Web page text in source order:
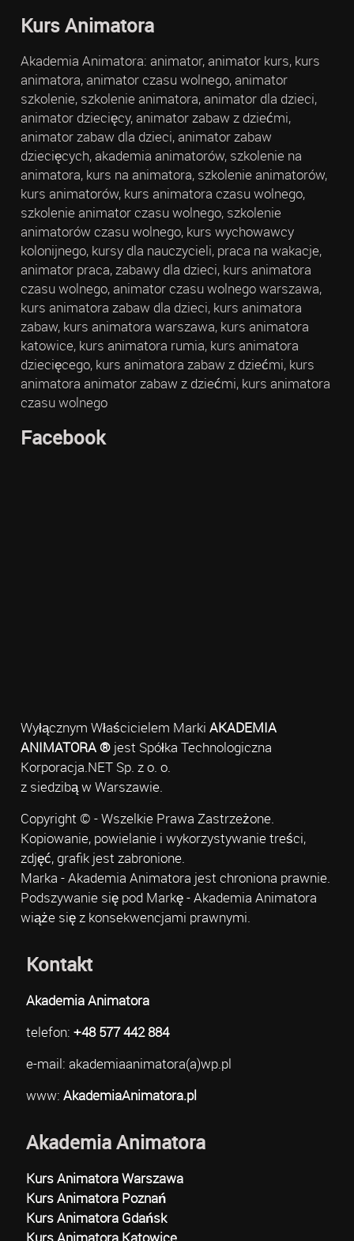
Kurs Animatora
Akademia Animatora: animator, animator kurs, kurs
animatora, animator czasu wolnego, animator
szkolenie, szkolenie animatora, animator dla dzieci,
animator dziecięcy, animator zabaw z dziećmi,
animator zabaw dla dzieci, animator zabaw
dziecięcych, akademia animatorów, szkolenie na
animatora, kurs na animatora, szkolenie animatorów,
kurs animatorów, kurs animatora czasu wolnego,
szkolenie animator czasu wolnego, szkolenie
animatorów czasu wolnego, kurs wychowawcy
kolonijnego, kursy dla nauczycieli, praca na wakacje,
animator praca, zabawy dla dzieci, kurs animatora
czasu wolnego, animator czasu wolnego warszawa,
kurs animatora zabaw dla dzieci, kurs animatora
zabaw, kurs animatora warszawa, kurs animatora
katowice, kurs animatora rumia, kurs animatora
dziecięcego, kurs animatora zabaw z dziećmi, kurs
animatora animator zabaw z dziećmi, kurs animatora
czasu wolnego
Facebook
Wyłącznym Właścicielem Marki AKADEMIA
ANIMATORA ®jest Spółka Technologiczna
Korporacja.NET Sp. z o. o.
z siedzibą w Warszawie.
Copyright © - Wszelkie Prawa Zastrzeżone.
Kopiowanie, powielanie i wykorzystywanie treści,
zdjęć, grafik jest zabronione.
Marka - Akademia Animatora jest chroniona prawnie.
Podszywanie się pod Markę - Akademia Animatora
wiąże się z konsekwencjami prawnymi.
Kontakt
Akademia Animatora
telefon: +48 577 442 884
e-mail: akademiaanimatora(a)wp.pl
www: AkademiaAnimatora.pl
Akademia Animatora
Kurs Animatora Warszawa
Kurs Animatora Poznań
Kurs Animatora Gdańsk
Kurs Animatora Katowice